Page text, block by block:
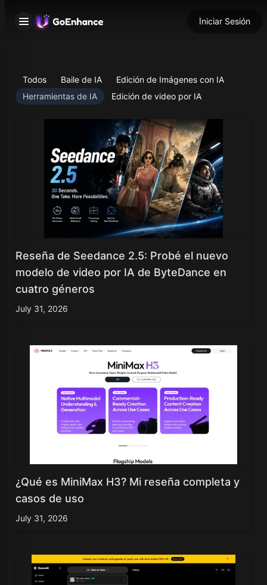
Iniciar Sesión
Todos Baile de IA
Edición de Imágenes con IA
Herramientas de IA
Edición de video por IA
Reseña de Seedance 2.5: Probé el nuevo
modelo de video por IA de ByteDance en
cuatro géneros
July 31, 2026
¿Qué es MiniMax H3? Mi reseña completa y
casos de uso
July 31, 2026